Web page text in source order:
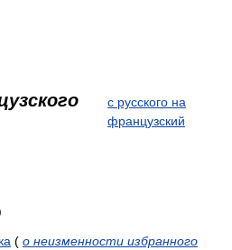
с русского на
французский
( о неизменности избранного